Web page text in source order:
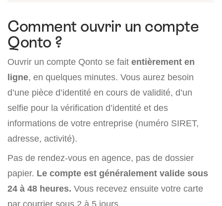
Comment ouvrir un compte
Qonto ?
Ouvrir un compte Qonto se fait entièrement en
ligne, en quelques minutes. Vous aurez besoin
d’une pièce d’identité en cours de validité, d’un
selfie pour la vérification d’identité et des
informations de votre entreprise (numéro SIRET,
adresse, activité).
Pas de rendez-vous en agence, pas de dossier
papier. Le compte est généralement valide sous
24 à 48 heures. Vous recevez ensuite votre carte
par courrier sous 2 à 5 jours.